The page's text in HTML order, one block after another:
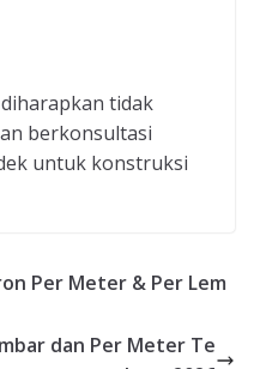
tidak
berkonsultasi
untuk konstruksi
Per Meter & Per Lem
dan Per Meter Te